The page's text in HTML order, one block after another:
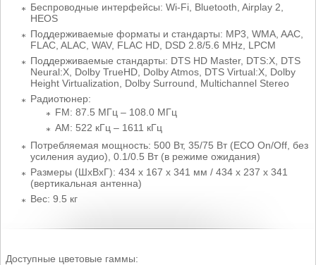
Беспроводные интерфейсы: Wi-Fi, Bluetooth, Airplay 2,
HEOS
Поддерживаемые форматы и стандарты: MP3, WMA, AAC,
FLAC, ALAC, WAV, FLAC HD, DSD 2.8/5.6 MHz, LPCM
Поддерживаемые стандарты: DTS HD Master, DTS:X, DTS
Neural:X, Dolby TrueHD, Dolby Atmos, DTS Virtual:X, Dolby
Height Virtualization, Dolby Surround, Multichannel Stereo
Радиотюнер:
FM: 87.5 МГц – 108.0 МГц
AM: 522 кГц – 1611 кГц
Потребляемая мощность: 500 Вт, 35/75 Вт (ECO On/Off, без
усиления аудио), 0.1/0.5 Вт (в режиме ожидания)
Размеры (ШхВхГ): 434 х 167 х 341 мм / 434 x 237 x 341
(вертикальная антенна)
Вес: 9.5 кг
Доступные цветовые гаммы: